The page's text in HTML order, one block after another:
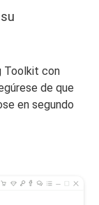
Toolkit con
de que
en segundo